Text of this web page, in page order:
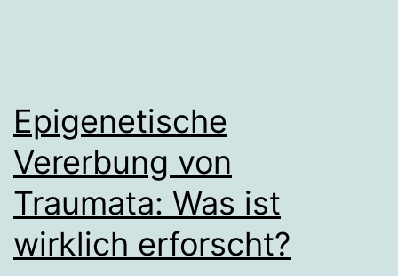
Epigenetische
Vererbung von
Traumata: Was ist
wirklich erforscht?